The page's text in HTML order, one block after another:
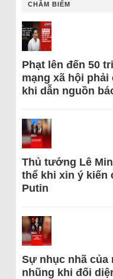
CHÂM BIẾM
Phạt lên đến 50
mạng xã hội
khi dẫn nguồn
Thủ tướng Lê
thể khi xin ý kiến
Putin
Sự nhục nhã của
nhũng khi đối